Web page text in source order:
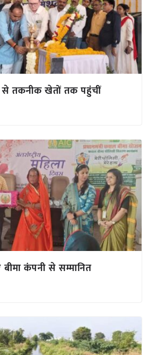
से तकनीक खेतों तक पहुंचीं
कंपनी से सम्मानित